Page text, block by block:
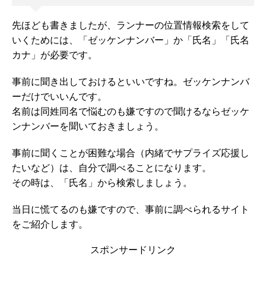
先ほども書きましたが、ランナーの位置情報検索をして
いくためには、「ゼッケンナンバー」か「氏名」「氏名
カナ」が必要です。
事前に聞き出しておけるといいですね。ゼッケンナンバ
ーだけでいいんです。
名前は同姓同名で悩むのも嫌ですので聞けるならゼッケ
ンナンバーを聞いておきましょう。
事前に聞くことが困難な場合（内緒でサプライズ応援し
たいなど）は、自分で調べることになります。
その時は、「氏名」から検索しましょう。
当日に慌てるのも嫌ですので、事前に調べられるサイト
をご紹介します。
スポンサードリンク